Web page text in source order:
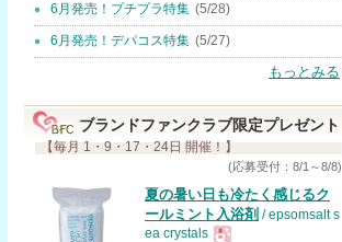
6月発売！プチプラ特集 (5/28)
6月発売！デパコス特集 (5/27)
もっとみる
ブランドファンクラブ限定プレゼント
【毎月 1・9・17・24日 開催！】
(応募受付：8/1～8/8)
夏の暑い日も冷たく感じるク
ールミント入浴剤 / epsomsalt s
ea crystals